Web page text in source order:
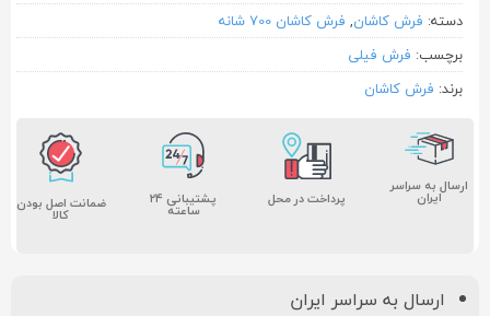
دسته: فرش کاشان, فرش کاشان 700 شانه
برچسب: فرش فیلی
برند: فرش کاشان
ارسال به سراسر
ایران پرداخت در محل پشتیبانی ۲۴
ساعته ضمانت اصل بودن
کالا
ارسال به سراسر ایران